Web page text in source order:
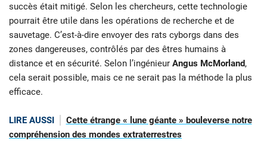
succès était mitigé. Selon les chercheurs, cette technologie
pourrait être utile dans les opérations de recherche et de
sauvetage. C’est-à-dire envoyer des rats cyborgs dans des
zones dangereuses, contrôlés par des êtres humains à
distance et en sécurité. Selon l’ingénieur Angus McMorland,
cela serait possible, mais ce ne serait pas la méthode la plus
efficace.
LIRE AUSSI
Cette étrange « lune géante » bouleverse notre
compréhension des mondes extraterrestres